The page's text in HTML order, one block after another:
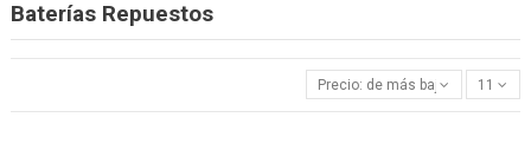
Baterías Repuestos
Precio: de más bajo a más alto
11